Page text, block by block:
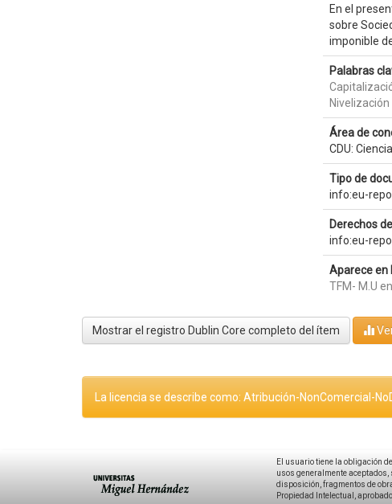
En el
sobre
imponible
Palabras
Nivelización
Área de
CDU:
Tipo de
info:eu-
Derechos
info:eu-
Aparece en
TFM- M.U
Mostrar el registro Dublin Core completo del ítem
La licencia se describe como: Atribución-NonComercial-
El usuario tiene la obligación
usos generalmente
disposición, fragmentos de
Propiedad Intelectual,